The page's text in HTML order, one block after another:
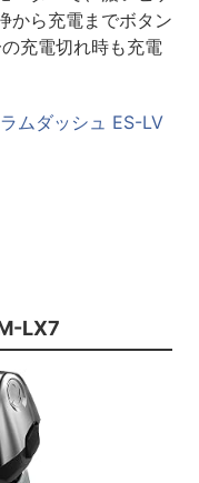
から充電までボタン
充電切れ時も充電
ムダッシュ ES-LV
LX7